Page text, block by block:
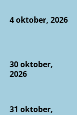
4 oktober, 2026
30 oktober,
2026
31 oktober,